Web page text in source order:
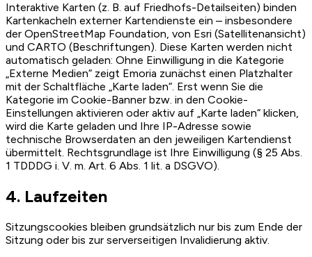
Interaktive Karten (z. B. auf Friedhofs-Detailseiten) binden
Kartenkacheln externer Kartendienste ein – insbesondere
der OpenStreetMap Foundation, von Esri (Satellitenansicht)
und CARTO (Beschriftungen). Diese Karten werden nicht
automatisch geladen: Ohne Einwilligung in die Kategorie
„Externe Medien“ zeigt Emoria zunächst einen Platzhalter
mit der Schaltfläche „Karte laden“. Erst wenn Sie die
Kategorie im Cookie-Banner bzw. in den Cookie-
Einstellungen aktivieren oder aktiv auf „Karte laden“ klicken,
wird die Karte geladen und Ihre IP-Adresse sowie
technische Browserdaten an den jeweiligen Kartendienst
übermittelt. Rechtsgrundlage ist Ihre Einwilligung (§ 25 Abs.
1 TDDDG i. V. m. Art. 6 Abs. 1 lit. a DSGVO).
4. Laufzeiten
Sitzungscookies bleiben grundsätzlich nur bis zum Ende der
Sitzung oder bis zur serverseitigen Invalidierung aktiv.